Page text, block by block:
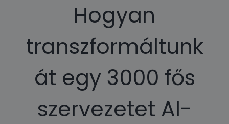
Hogyan
transzformáltunk
át egy 3000 fős
szervezetet AI-